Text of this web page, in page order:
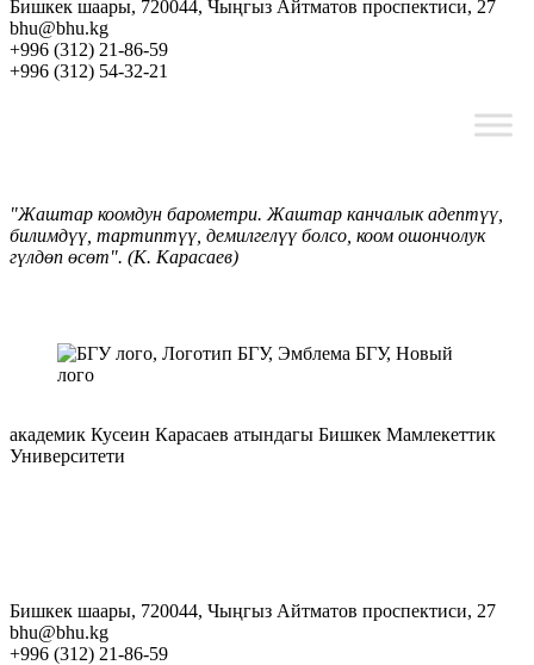
Бишкек шаары, 720044, Чыңгыз Айтматов проспектиси, 27
bhu@bhu.kg
+996 (312) 21-86-59
+996 (312) 54-32-21
"Жаштар коомдун барометри. Жаштар канчалык адептүү,
билимдүү, тартиптүү, демилгелүү болсо, коом ошончолук
гүлдөп өсөт". (К. Карасаев)
академик Кусеин Карасаев атындагы Бишкек Мамлекеттик
Университети
Бишкек шаары, 720044, Чыңгыз Айтматов проспектиси, 27
bhu@bhu.kg
+996 (312) 21-86-59